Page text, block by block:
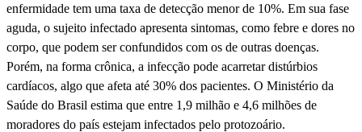
enfermidade tem uma taxa de detecção menor de 10%. Em sua fase
aguda, o sujeito infectado apresenta sintomas, como febre e dores no
corpo, que podem ser confundidos com os de outras doenças.
Porém, na forma crônica, a infecção pode acarretar distúrbios
cardíacos, algo que afeta até 30% dos pacientes. O Ministério da
Saúde do Brasil estima que entre 1,9 milhão e 4,6 milhões de
moradores do país estejam infectados pelo protozoário.